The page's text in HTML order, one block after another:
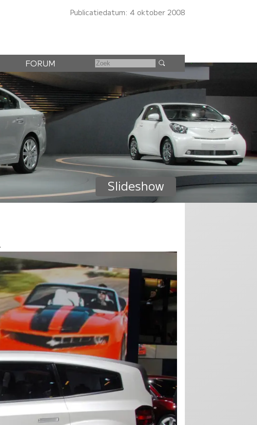
Publicatiedatum: 4 oktober 2008
FORUM
Slideshow